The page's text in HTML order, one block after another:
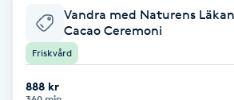
Faceliftmassage
Fet hårbotten
Vandra med Naturens
Cacao Ceremoni
Friskvård
888 kr